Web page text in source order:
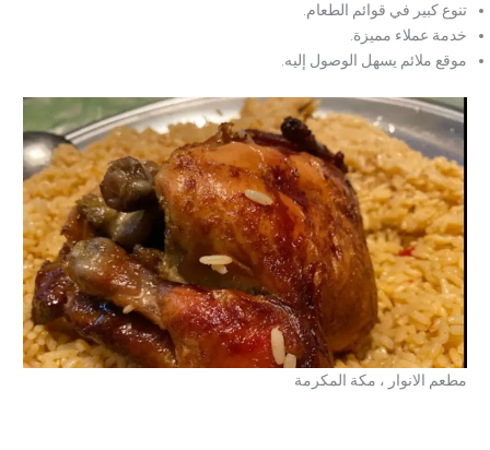
تنوع كبير في قوائم الطعام.
خدمة عملاء مميزة.
موقع ملائم يسهل الوصول إليه.
مطعم الانوار ، مكة المكرمة